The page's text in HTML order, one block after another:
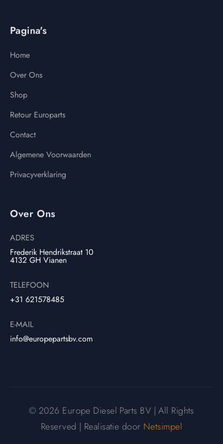
Pagina's
Home
Over Ons
Shop
Retour Europarts
Contact
Algemene Voorwaarden
Privacyverklaring
Over Ons
ADRES
Frederik Hendrikstraat 10
4132 GH Vianen
TELEFOON
+31 621578485
E-MAIL
info@europepartsbv.com
© 2026 Europe Diesel Parts BV | All Rights
Reserved | Realisatie door Netsimpel